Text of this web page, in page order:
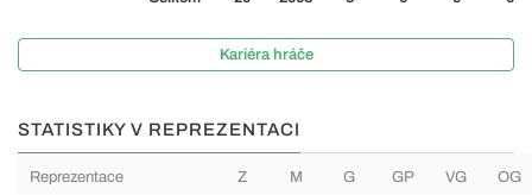
Kariéra hráče
STATISTIKY V REPREZENTACI
Reprezentace Z M G GP VG OG